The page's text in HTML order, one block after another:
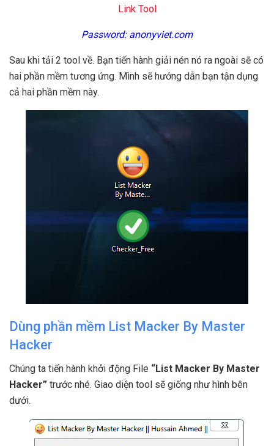
Link Tool
Password: anonyviet.com
Sau khi tải 2 tool về. Bạn tiến hành giải nén nó ra ngoài sẽ có
hai phần mềm tương ứng. Mình sẽ hướng dẫn bạn tận dụng
cả hai phần mềm này.
Dùng phần mềm List Macker By Master
Hacker
Chúng ta tiến hành khởi động File “List Macker By Master
Hacker” trước nhé. Giao diện tool sẽ giống như hình bên
dưới.